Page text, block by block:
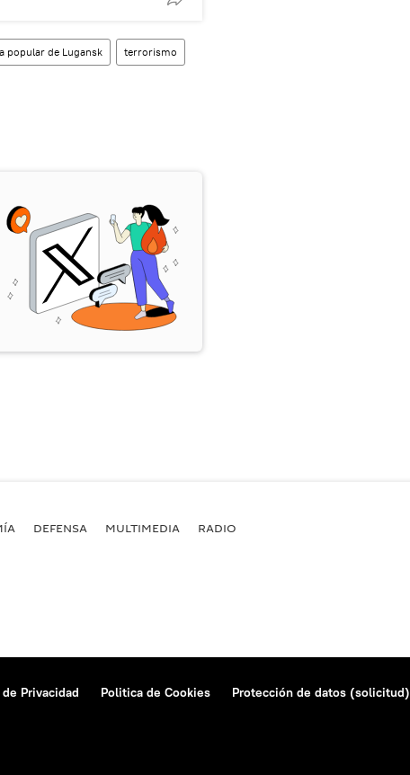
popular de Lugansk terrorismo
DEFENSA MULTIMEDIA RADIO
Privacidad Politica de Cookies Protección de datos (solicitud)